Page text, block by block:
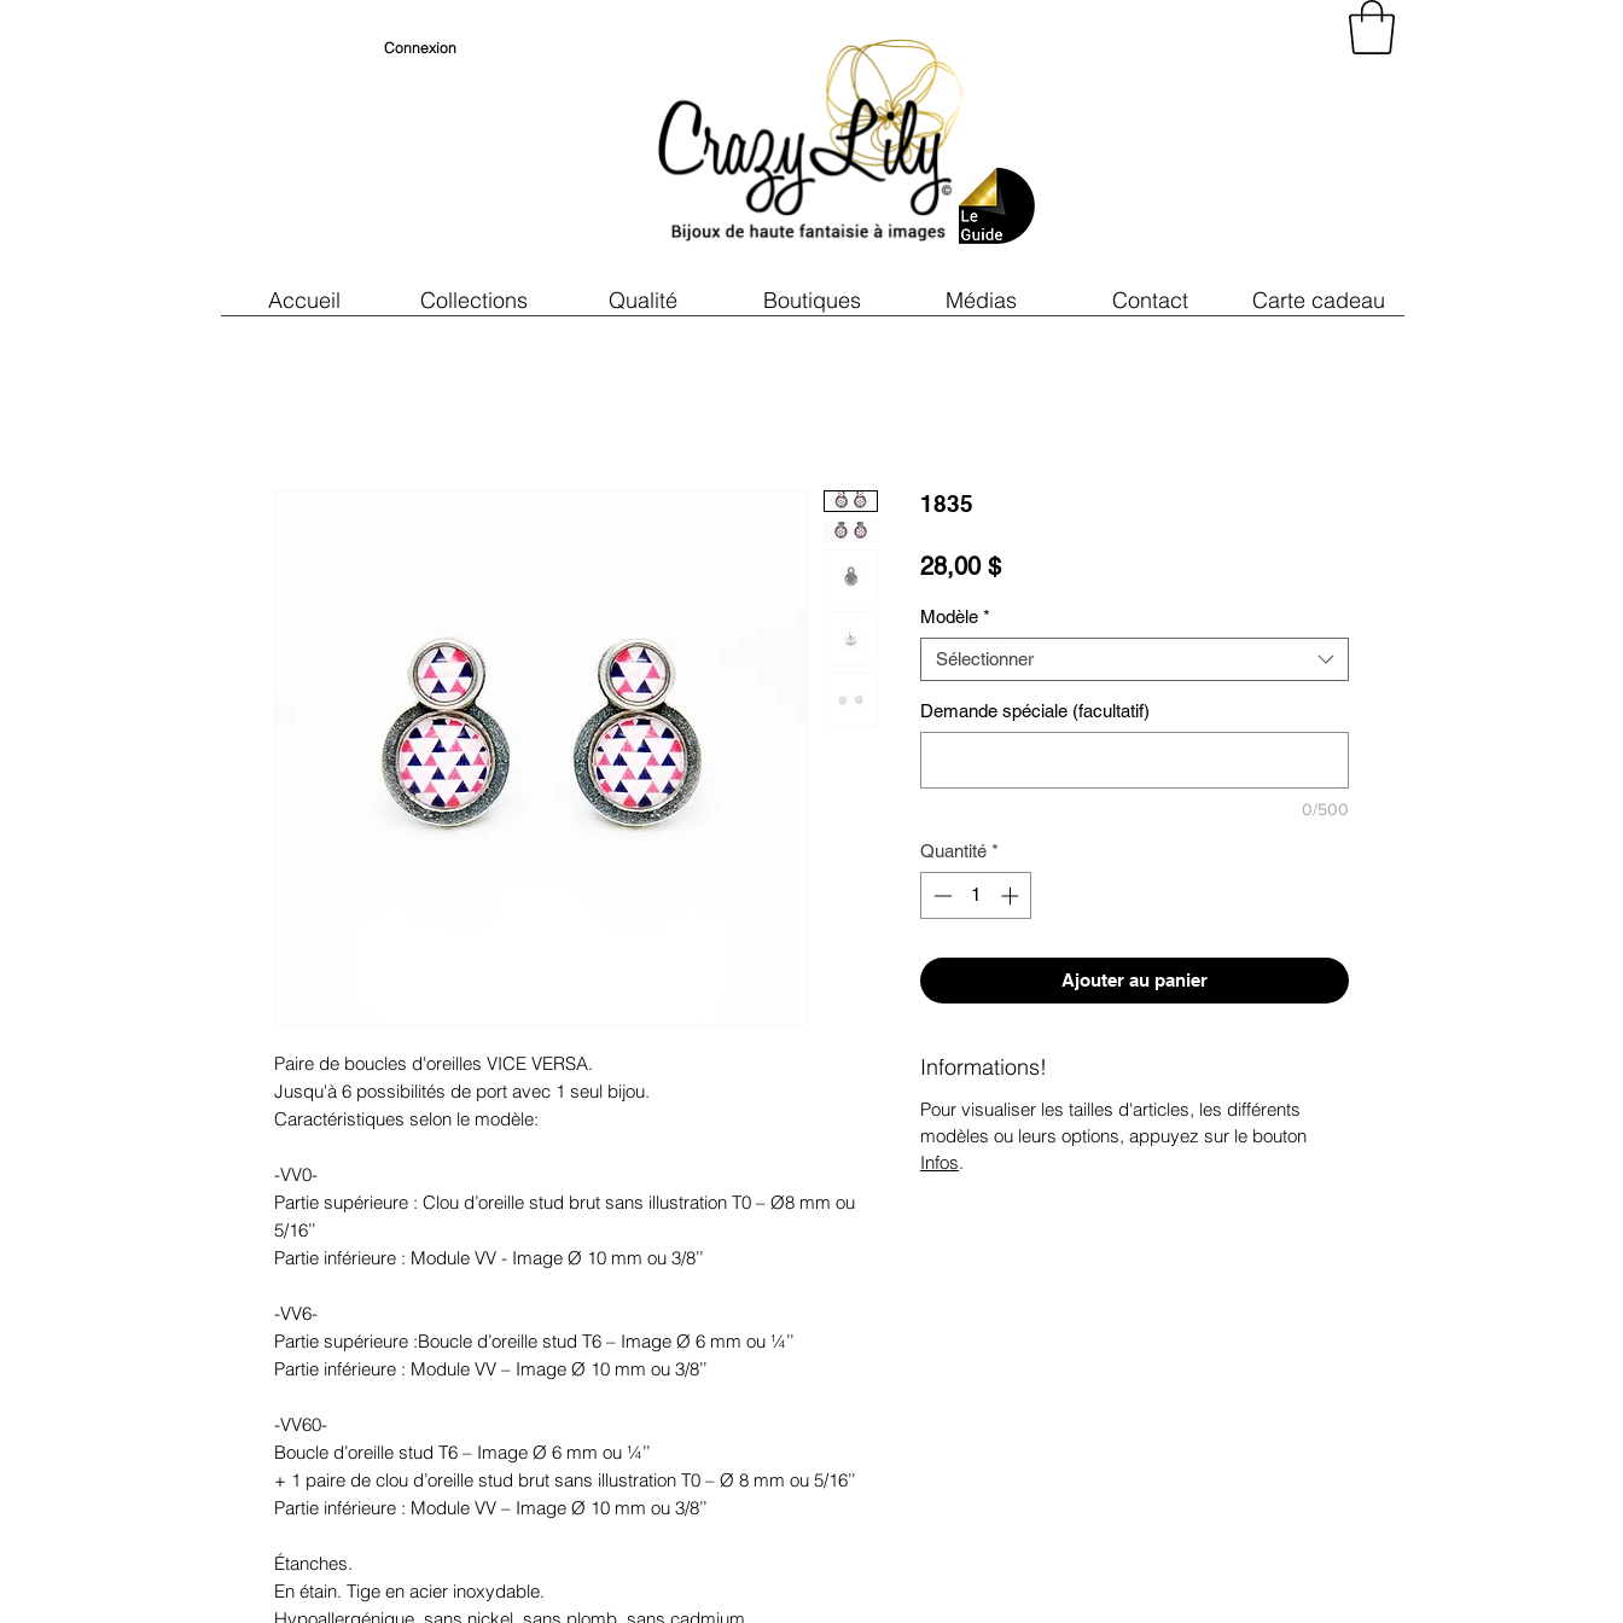
Accueil Collections Qualité Boutiques Médias Contact Carte cadeau
Connexion
Paire de boucles d'oreilles VICE VERSA.
Jusqu'à 6 possibilités de port avec 1 seul bijou.
Caractéristiques selon le modèle:
-VV0-
Partie supérieure : Clou d’oreille stud brut sans illustration T0 – Ø8 mm ou
5/16’’
Partie inférieure : Module VV - Image Ø 10 mm ou 3/8’’
-VV6-
Partie supérieure :Boucle d’oreille stud T6 – Image Ø 6 mm ou ¼’’
Partie inférieure : Module VV – Image Ø 10 mm ou 3/8’’
-VV60-
Boucle d’oreille stud T6 – Image Ø 6 mm ou ¼’’
+ 1 paire de clou d’oreille stud brut sans illustration T0 – Ø 8 mm ou 5/16’’
Partie inférieure : Module VV – Image Ø 10 mm ou 3/8’’
Étanches.
En étain. Tige en acier inoxydable.
1835
28,00 $Prix
Modèle *
Sélectionner
Demande spéciale (facultatif)
0/500
Quantité *
Ajouter au panier
Informations!
Pour visualiser les tailles d'articles, les différents
modèles ou leurs options, appuyez sur le bouton
Infos.